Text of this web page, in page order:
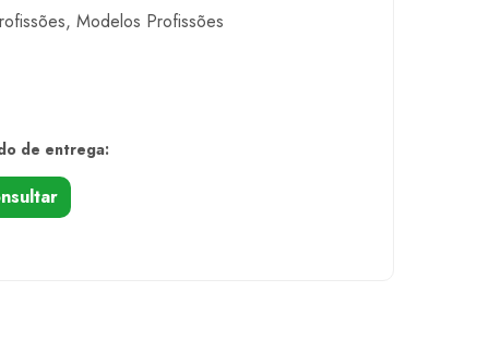
, Modelos Profissões
de entrega: